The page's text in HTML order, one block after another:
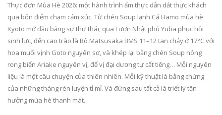
Thực đơn Mùa Hè 2026: một hành trình ẩm thực dẫn dắt thực khách
qua bốn điểm chạm cảm xúc. Từ chén Soup lạnh Cá Hamo mùa hè
Kyoto mở đầu bằng sự thư thái, qua Lươn Nhật phủ Yuba phục hồi
sinh lực, đến cao trào là Bò Matsusaka BMS 11–12 tan chảy ở 17°C với
hoa muối vịnh Goto nguyên sơ, và khép lại bằng chén Soup nóng
rong biển Ariake nguyên vị, để vị đại dương tự cất tiếng… Mỗi nguyên
liệu là một câu chuyện của thiên nhiên. Mỗi kỹ thuật là bằng chứng
của những tháng rèn luyện tỉ mỉ. Và đứng sau tất cả là triết lý tận
hưởng mùa hè thanh mát.